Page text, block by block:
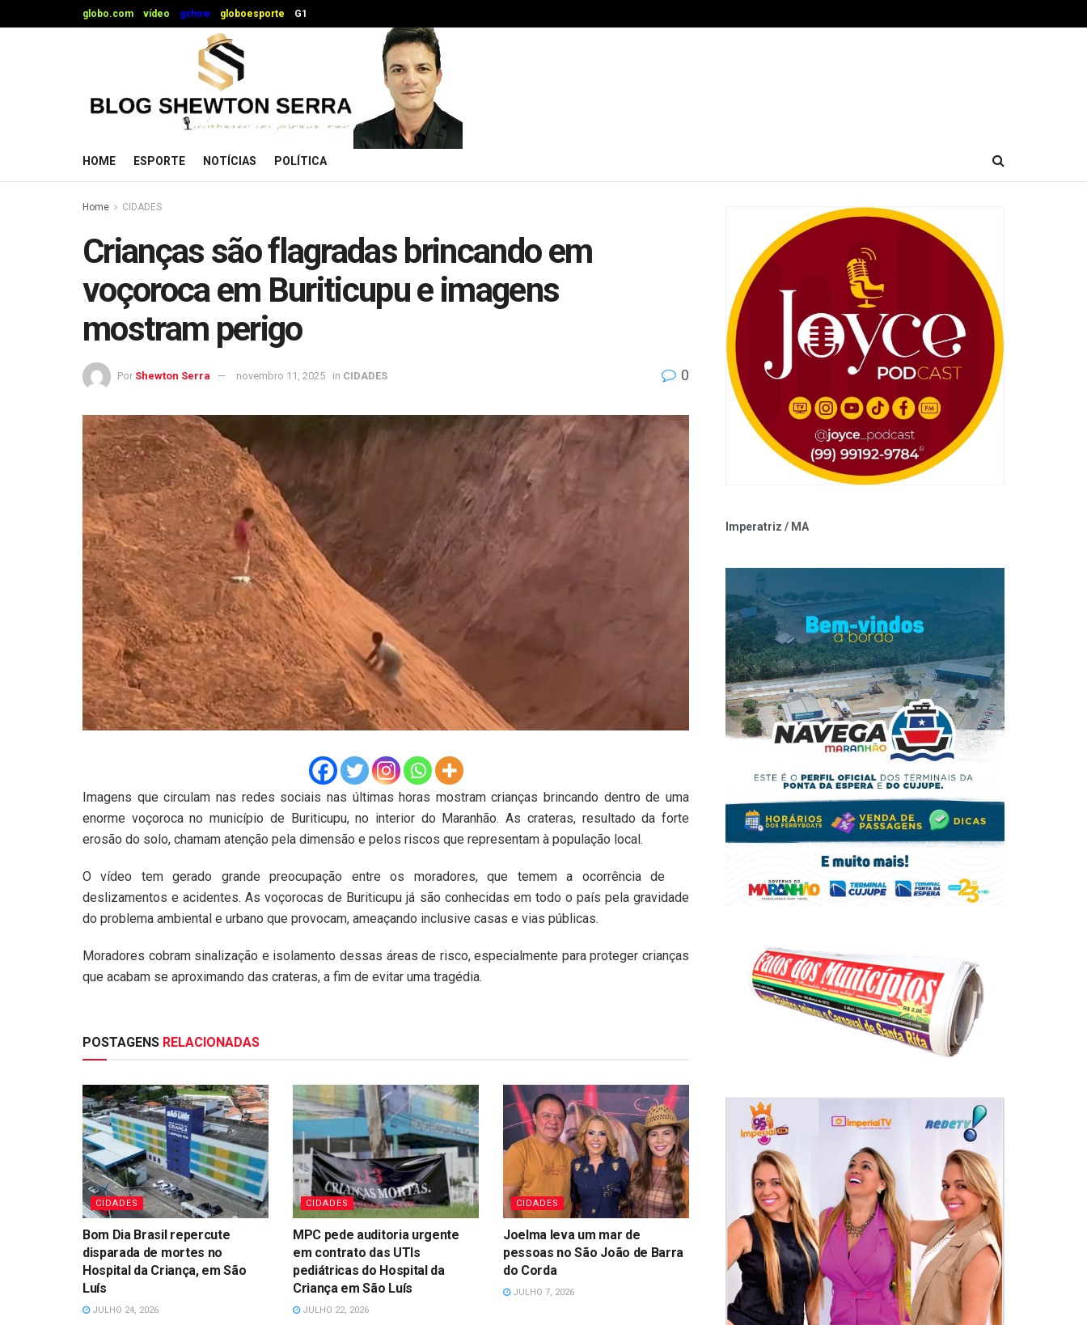
globo.com vídeo gshow globoesporte G1
HOME ESPORTE NOTÍCIAS POLÍTICA
Home CIDADES
Crianças são flagradas brincando em
voçoroca em Buriticupu e imagens
mostram perigo
Por Shewton Serra novembro 11, 2025 in CIDADES 0
Imagens que circulam nas redes sociais nas últimas horas mostram crianças brincando dentro de uma
enorme voçoroca no município de Buriticupu, no interior do Maranhão. As crateras, resultado da forte
erosão do solo, chamam atenção pela dimensão e pelos riscos que representam à população local.
O vídeo tem gerado grande preocupação entre os moradores, que temem a ocorrência de
deslizamentos e acidentes. As voçorocas de Buriticupu já são conhecidas em todo o país pela gravidade
do problema ambiental e urbano que provocam, ameaçando inclusive casas e vias públicas.
Moradores cobram sinalização e isolamento dessas áreas de risco, especialmente para proteger crianças
que acabam se aproximando das crateras, a fim de evitar uma tragédia.
POSTAGENS RELACIONADAS
CIDADES
Bom Dia Brasil repercute
disparada de mortes no
Hospital da Criança, em São
Luís
JULHO 24, 2026
CIDADES
MPC pede auditoria urgente
em contrato das UTIs
pediátricas do Hospital da
Criança em São Luís
JULHO 22, 2026
CIDADES
Joelma leva um mar de
pessoas no São João de Barra
do Corda
JULHO 7, 2026
Imperatriz / MA